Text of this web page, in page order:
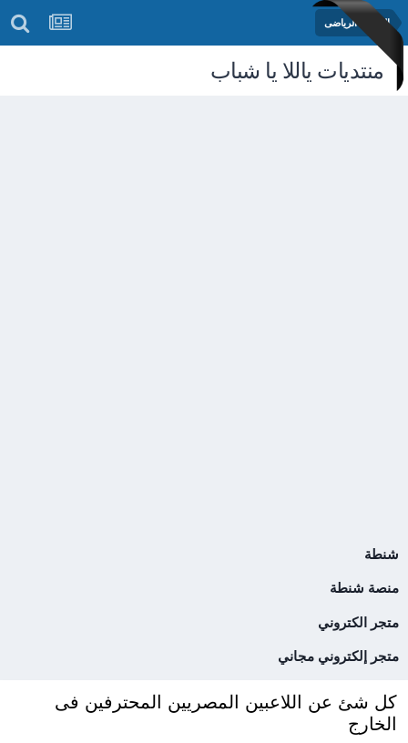
المنتدى الرياضى
منتديات ياللا يا شباب
شنطة
منصة شنطة
متجر الكتروني
متجر إلكتروني مجاني
كل شئ عن اللاعبين المصريين المحترفين فى
الخارج